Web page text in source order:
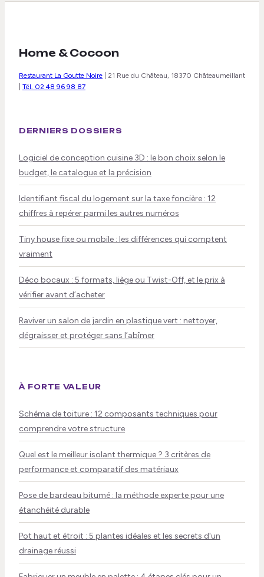
Home & Cocoon
Restaurant La Goutte Noire
21 Rue du Château, 18370 Châteaumeillant
Tél. 02 48 96 98 87
DERNIERS DOSSIERS
Logiciel de conception cuisine 3D : le bon choix selon le
budget, le catalogue et la précision
Identifiant fiscal du logement sur la taxe foncière : 12
chiffres à repérer parmi les autres numéros
Tiny house fixe ou mobile : les différences qui comptent
vraiment
Déco bocaux : 5 formats, liège ou Twist-Off, et le prix à
vérifier avant d’acheter
Raviver un salon de jardin en plastique vert : nettoyer,
dégraisser et protéger sans l’abîmer
À FORTE VALEUR
Schéma de toiture : 12 composants techniques pour
comprendre votre structure
Quel est le meilleur isolant thermique ? 3 critères de
performance et comparatif des matériaux
Pose de bardeau bitumé : la méthode experte pour une
étanchéité durable
Pot haut et étroit : 5 plantes idéales et les secrets d'un
drainage réussi